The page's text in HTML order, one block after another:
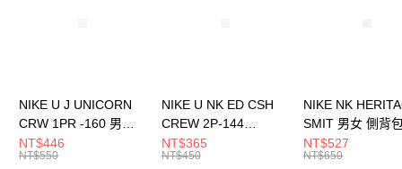
元大商業銀行
全盈+PAY
AFTEE先享後付
NIKE U J UNICORN
CRW 1PR -160 男女
中統襪 FZ3393100
NT$446
NT$550
NIKE U NK ED CSH
CREW 2P-144
EMBRDY 男女 短統襪
FZ3073133
NT$365
NT$450
NIKE NK
SMIT 男女 側背
BA5871010
NT$527
NT$650